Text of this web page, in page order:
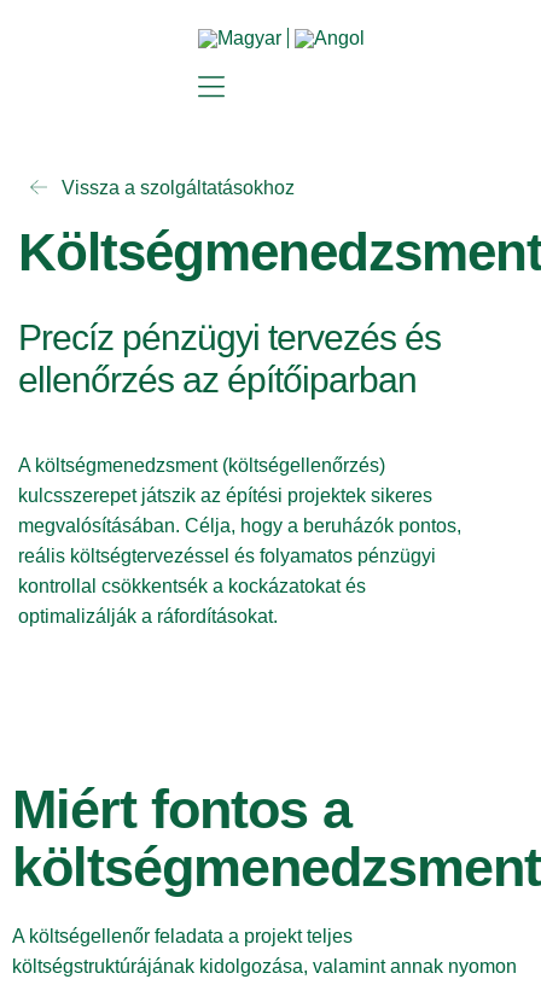
Vissza a szolgáltatásokhoz
Precíz pénzügyi tervezés és
ellenőrzés az építőiparban
A költségmenedzsment (költségellenőrzés)
kulcsszerepet játszik az építési projektek sikeres
megvalósításában. Célja, hogy a beruházók pontos,
reális költségtervezéssel és folyamatos pénzügyi
kontrollal csökkentsék a kockázatokat és
optimalizálják a ráfordításokat.
Miért fontos a
A költségellenőr feladata a projekt teljes
költségstruktúrájának kidolgozása, valamint annak nyomon